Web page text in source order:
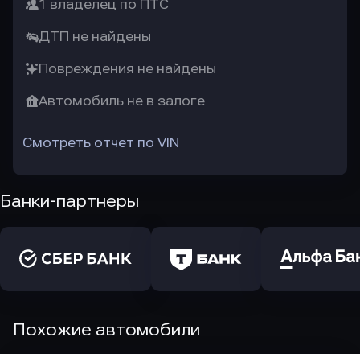
1 владелец по ПТС
ДТП не найдены
Повреждения не найдены
Автомобиль не в залоге
Смотреть отчет по VIN
Банки-партнеры
Похожие автомобили